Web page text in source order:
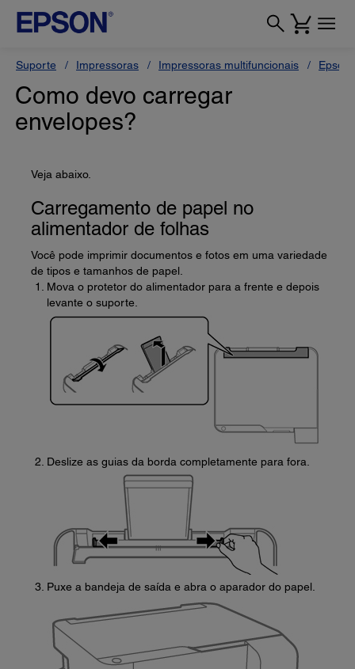
Suporte Impressoras Impressoras multifuncionais Epson
Como devo carregar
envelopes?
Veja abaixo.
Carregamento de papel no
alimentador de folhas
Você pode imprimir documentos e fotos em uma variedade
de tipos e tamanhos de papel.
Mova o protetor do alimentador para a frente e depois
levante o suporte.
Deslize as guias da borda completamente para fora.
Puxe a bandeja de saída e abra o aparador do papel.